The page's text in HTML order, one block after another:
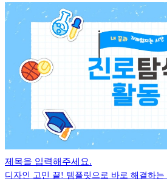
제목을 입력해주세요.
디자인 고민 끝! 템플릿으로 바로 해결하